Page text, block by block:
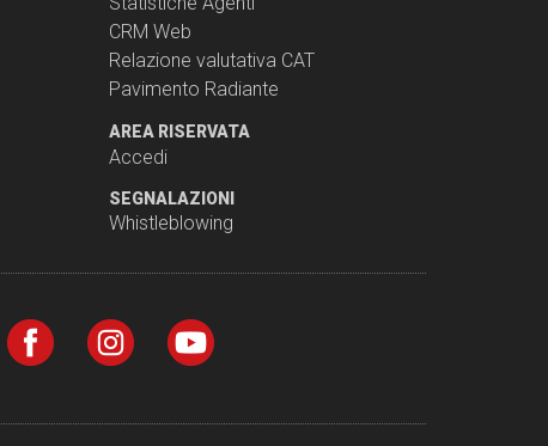
CRM Web
Relazione valutativa CAT
Pavimento Radiante
AREA RISERVATA
Accedi
SEGNALAZIONI
Whistleblowing